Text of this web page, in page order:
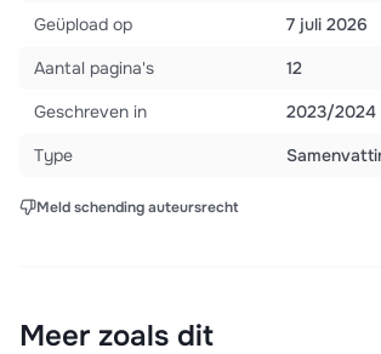
Geüpload op
7 juli 2026
Aantal pagina's
12
Geschreven in
2023/2024
Type
Meld schending auteursrecht
Meer zoals dit